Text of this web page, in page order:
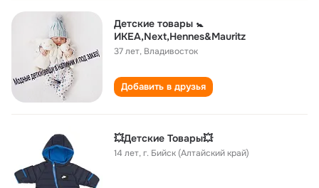
Детские товары 🚼
ИКЕА,Next,Hennes&Mauritz
37 лет, Владивосток
Добавить в друзья
💥Детские Товары💥
14 лет,г. Бийск (Алтайский край)